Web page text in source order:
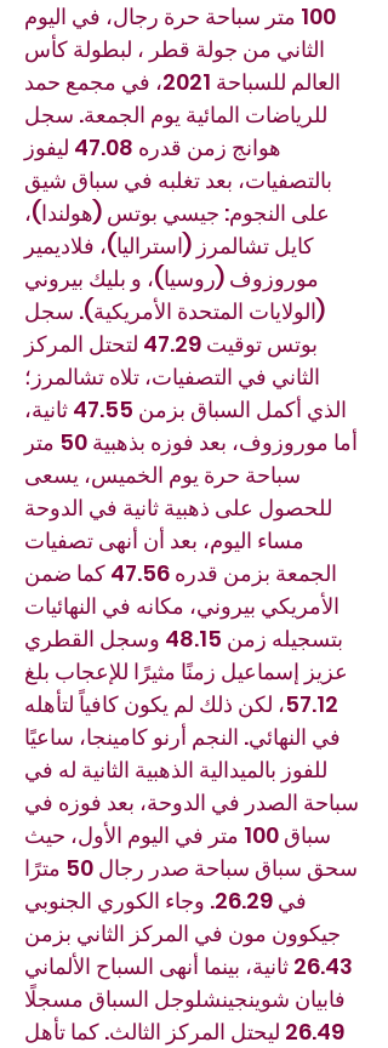
100 متر سباحة حرة رجال، في اليوم
الثاني من جولة قطر ، لبطولة كأس
العالم للسباحة 2021، في مجمع حمد
للرياضات المائية يوم الجمعة. سجل
هوانج زمن قدره 47.08 ليفوز
بالتصفيات، بعد تغلبه في سباق شيق
على النجوم: جيسي بوتس (هولندا)،
كايل تشالمرز (استراليا)، فلاديمير
موروزوف (روسيا)، و بليك بيروني
(الولايات المتحدة الأمريكية). سجل
بوتس توقيت 47.29 لتحتل المركز
الثاني في التصفيات، تلاه تشالمرز؛
الذي أكمل السباق بزمن 47.55 ثانية،
أما موروزوف، بعد فوزه بذهبية 50 متر
سباحة حرة يوم الخميس، يسعى
للحصول على ذهبية ثانية في الدوحة
مساء اليوم، بعد أن أنهى تصفيات
الجمعة بزمن قدره 47.56 كما ضمن
الأمريكي بيروني، مكانه في النهائيات
بتسجيله زمن 48.15 وسجل القطري
عزيز إسماعيل زمنًا مثيرًا للإعجاب بلغ
57.12، لكن ذلك لم يكون كافياً لتأهله
في النهائي. النجم أرنو كامينجا، ساعيًا
للفوز بالميدالية الذهبية الثانية له في
سباحة الصدر في الدوحة، بعد فوزه في
سباق 100 متر في اليوم الأول، حيث
سحق سباق سباحة صدر رجال 50 مترًا
في 26.29. وجاء الكوري الجنوبي
جيكوون مون في المركز الثاني بزمن
26.43 ثانية، بينما أنهى السباح الألماني
فابيان شوينجينشلوجل السباق مسجلًا
26.49 ليحتل المركز الثالث. كما تأهل